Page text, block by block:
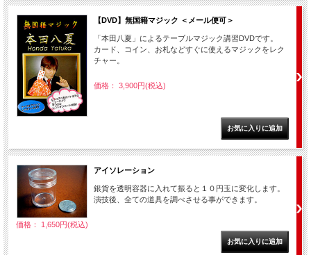
【DVD】無国籍マジック ＜メール便可＞
「本田八夏」によるテーブルマジック講習DVDです。
カード、コイン、お札などすぐに使えるマジックをレク
チャー。
価格： 3,900円(税込)
アイソレーション
銀貨を透明容器に入れて振ると１０円玉に変化します。
演技後、全ての道具を調べさせる事ができます。
価格： 1,650円(税込)